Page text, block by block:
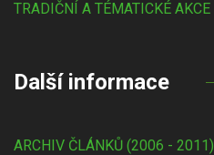
TRADIČNÍ A TÉMATICKÉ AKCE
Další informace
ARCHIV ČLÁNKŮ (2006 - 2011)